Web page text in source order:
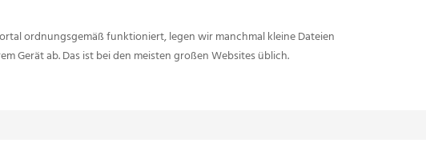
ordnungsgemäß funktioniert, legen wir manchmal kleine Dateien
Gerät ab. Das ist bei den meisten großen Websites üblich.